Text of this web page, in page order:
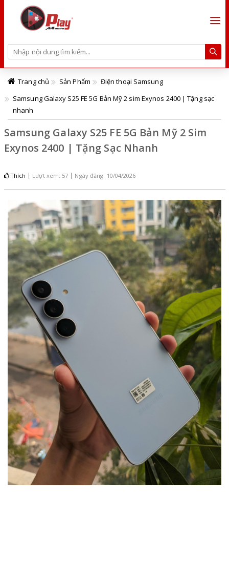
Trang chủ Sản Phẩm
Điện thoại Samsung
Samsung Galaxy S25 FE 5G Bản Mỹ 2 sim Exynos 2400 | Tặng sạc
nhanh
Samsung Galaxy S25 FE 5G Bản Mỹ 2 Sim
Exynos 2400 | Tặng Sạc Nhanh
Thích Lượt xem: 57 Ngày đăng: 10/04/2026